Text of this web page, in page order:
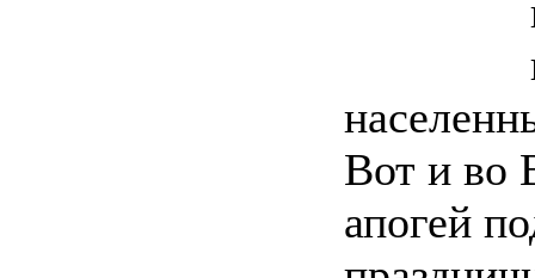
Вот и во
апогей